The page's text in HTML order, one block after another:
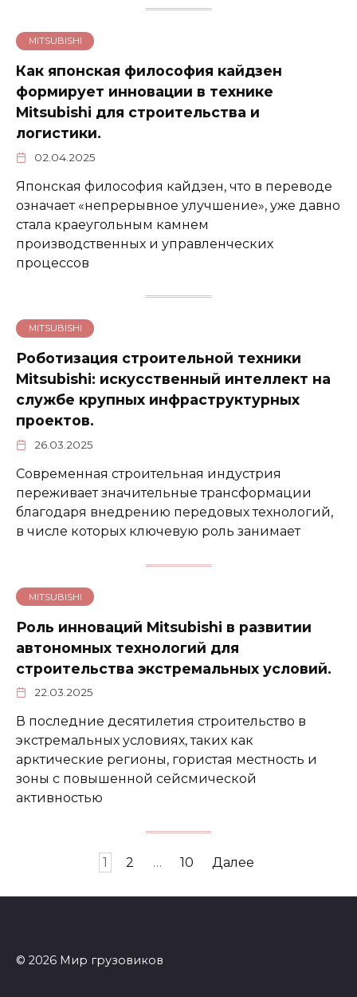
MITSUBISHI
Как японская философия кайдзен
формирует инновации в технике
Mitsubishi для строительства и
логистики.
02.04.2025
Японская философия кайдзен, что в переводе
означает «непрерывное улучшение», уже давно
стала краеугольным камнем
производственных и управленческих
процессов
MITSUBISHI
Роботизация строительной техники
Mitsubishi: искусственный интеллект на
службе крупных инфраструктурных
проектов.
26.03.2025
Современная строительная индустрия
переживает значительные трансформации
благодаря внедрению передовых технологий,
в числе которых ключевую роль занимает
MITSUBISHI
Роль инноваций Mitsubishi в развитии
автономных технологий для
строительства экстремальных условий.
22.03.2025
В последние десятилетия строительство в
экстремальных условиях, таких как
арктические регионы, гористая местность и
зоны с повышенной сейсмической
активностью
1 2 … 10 Далее
© 2026 Мир грузовиков